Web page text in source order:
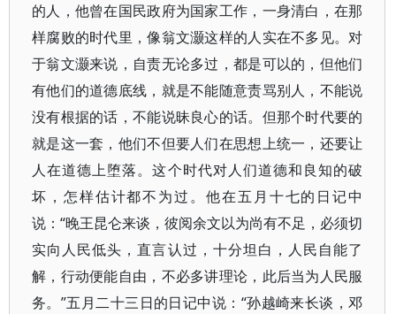
的人，他曾在国民政府为国家工作，一身清白，在那
样腐败的时代里，像翁文灏这样的人实在不多见。对
于翁文灏来说，自责无论多过，都是可以的，但他们
有他们的道德底线，就是不能随意责骂别人，不能说
没有根据的话，不能说昧良心的话。但那个时代要的
就是这一套，他们不但要人们在思想上统一，还要让
人在道德上堕落。这个时代对人们道德和良知的破
坏，怎样估计都不为过。他在五月十七的日记中
说：“晚王昆仑来谈，彼阅余文以为尚有不足，必须切
实向人民低头，直言认过，十分坦白，人民自能了
解，行动便能自由，不必多讲理论，此后当为人民服
务。”五月二十三日的日记中说：“孙越崎来长谈，邓